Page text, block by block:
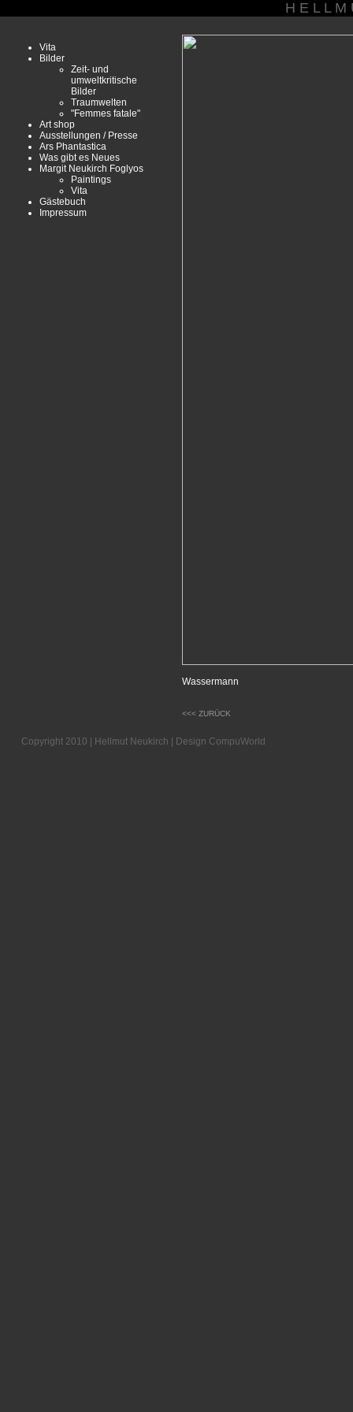
H E L L
Vita
Bilder
Zeit- und
umweltkritische
Bilder
Traumwelten
"Femmes fatale"
Art shop
Ausstellungen / Presse
Ars Phantastica
Was gibt es Neues
Margit Neukirch Foglyos
Paintings
Vita
Gästebuch
Impressum
Wassermann
<<< ZURÜCK
Copyright 2010 | Hellmut Neukirch | Design CompuWorld